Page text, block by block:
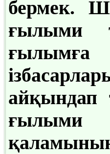
бермек.
ғылыми
айқындап
ғылыми
қаламының